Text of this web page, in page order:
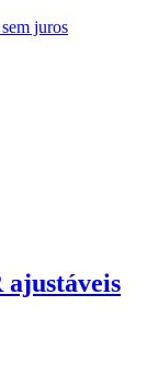
sem juros